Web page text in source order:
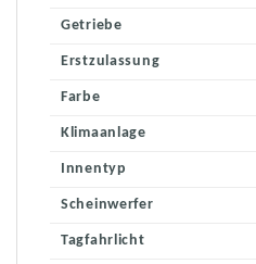
Getriebe
Erstzulassung
Farbe
Klimaanlage
Innentyp
Scheinwerfer
Tagfahrlicht